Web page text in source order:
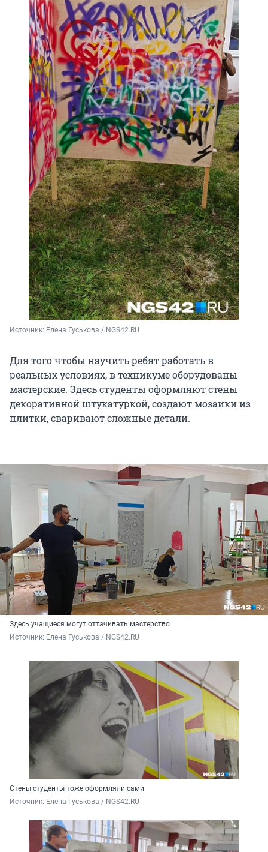
Источник: Елена Гуськова / NGS42.RU
Для того чтобы научить ребят работать в
реальных условиях, в техникуме оборудованы
мастерские. Здесь студенты оформляют стены
декоративной штукатуркой, создают мозаики из
плитки, сваривают сложные детали.
Здесь учащиеся могут оттачивать мастерство
Источник: Елена Гуськова / NGS42.RU
Стены студенты тоже оформляли сами
Источник: Елена Гуськова / NGS42.RU